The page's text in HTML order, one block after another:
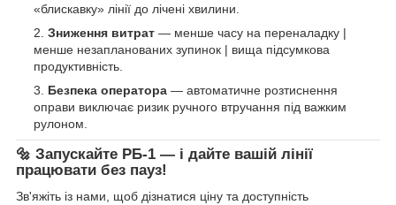
«блискавку» лінії до лічені хвилини.
Зниження витрат — менше часу на переналадку |
менше незапланованих зупинок | вища підсумкова
продуктивність.
Безпека оператора — автоматичне розтиснення
оправи виключає ризик ручного втручання під важким
рулоном.
🔩 Запускайте РБ-1 — і дайте вашій лінії
працювати без пауз!
Зв'яжіть із нами, щоб дізнатися ціну та доступність